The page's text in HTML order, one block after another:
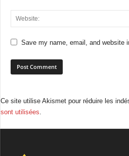
Save my name, email, and website
Ce site utilise Akismet pour réduire les
sont utilisées.